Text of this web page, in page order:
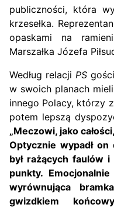
publiczności, która
krzesełka.
opaskami na
Marszałka Józefa
Według relacji PS
w swoich planach
innego Polacy, którzy
potem lepszą
„Meczowi, jako
Optycznie wypadł
był rażących faulów
punkty.
wyrównująca
gwizdkiem